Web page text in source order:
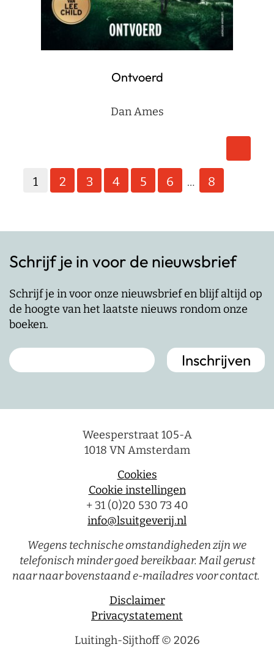
Ontvoerd
Dan Ames
paginering
1 2 3 4 5 6 … 8
Schrijf je in voor de nieuwsbrief
Schrijf je in voor onze nieuwsbrief en blijf altijd op
de hoogte van het laatste nieuws rondom onze
boeken.
Weesperstraat 105-A
1018 VN Amsterdam
Cookies
Cookie instellingen
+ 31 (0)20 530 73 40
info@lsuitgeverij.nl
Wegens technische omstandigheden zijn we
telefonisch minder goed bereikbaar. Mail gerust
naar naar bovenstaand e-mailadres voor contact.
Disclaimer
Privacystatement
Luitingh-Sijthoff © 2026